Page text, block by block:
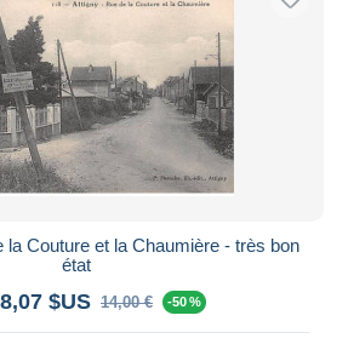
la Couture et la Chaumière - très bon
état
$US 14,00 € -50 %